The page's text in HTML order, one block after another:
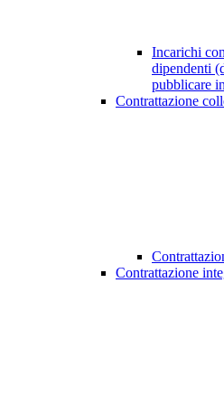
Incarichi
dipendenti
pubblicare
Contrattazione
Contrattazione